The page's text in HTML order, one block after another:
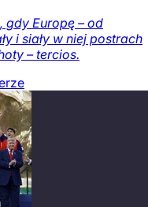
gdy Europę – od
i siały w niej postrach
– tercios.